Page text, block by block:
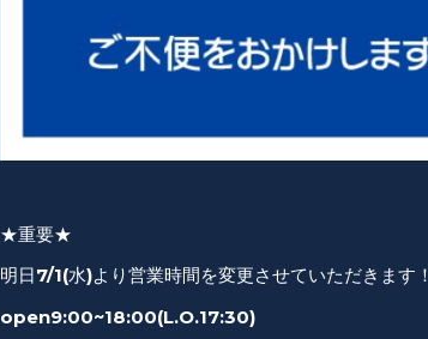
★重要★
明日7/1(水)より営業時間を変更させていただきます！
open9:00~18:00(L.O.17:30)